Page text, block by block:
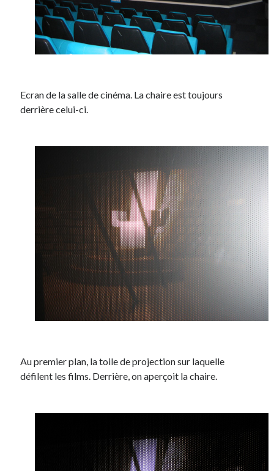
Ecran de la salle de cinéma. La chaire est toujours
derrière celui-ci.
Au premier plan, la toile de projection sur laquelle
défilent les films. Derrière, on aperçoit la chaire.